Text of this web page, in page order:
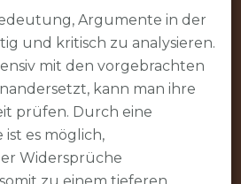
Argumente in der
und kritisch zu analysieren.
mit den vorgebrachten
kann man ihre
prüfen. Durch eine
es möglich,
Widersprüche
zu einem tieferen